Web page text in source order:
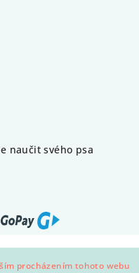
procházením tohoto webu
naučit svého psa
práva vyhrazena.